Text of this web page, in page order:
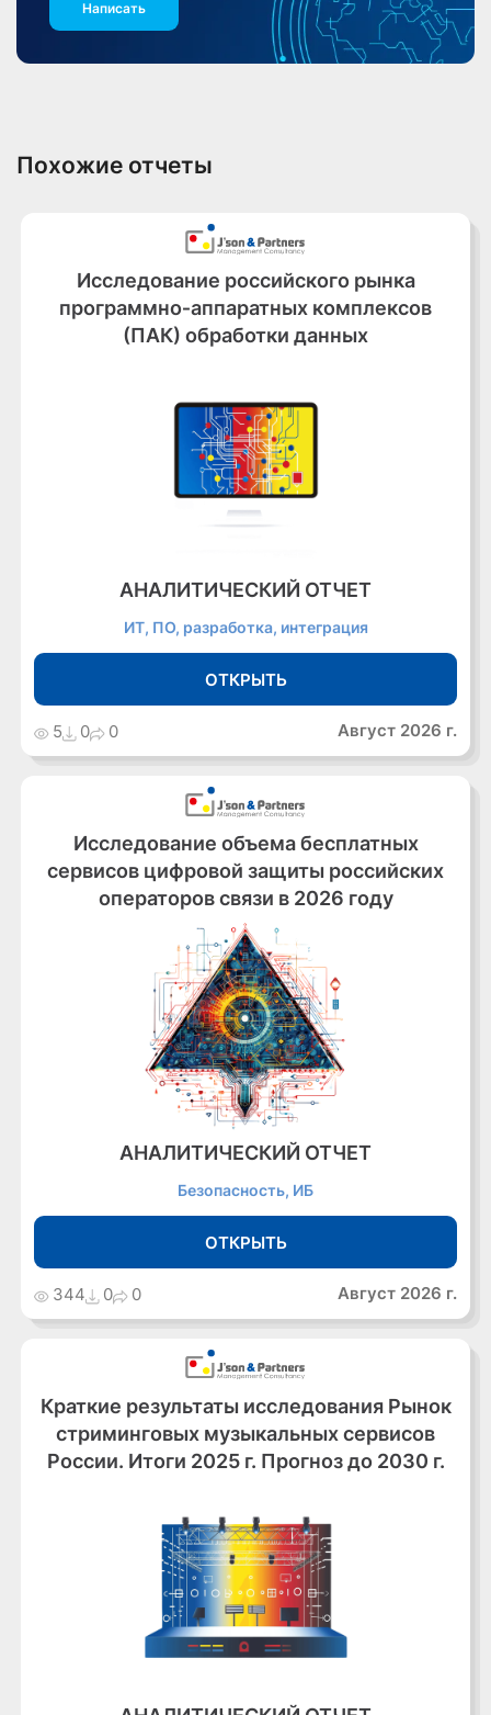
Написать
Похожие отчеты
Исследование российского рынка
программно‑аппаратных комплексов
(ПАК) обработки данных
АНАЛИТИЧЕСКИЙ ОТЧЕТ
ИТ, ПО, разработка, интеграция
ОТКРЫТЬ
5 0 0 Август 2026 г.
Исследование объема бесплатных
сервисов цифровой защиты российских
операторов связи в 2026 году
АНАЛИТИЧЕСКИЙ ОТЧЕТ
Безопасность, ИБ
ОТКРЫТЬ
344 0 0 Август 2026 г.
Краткие результаты исследования Рынок
стриминговых музыкальных сервисов
России. Итоги 2025 г. Прогноз до 2030 г.